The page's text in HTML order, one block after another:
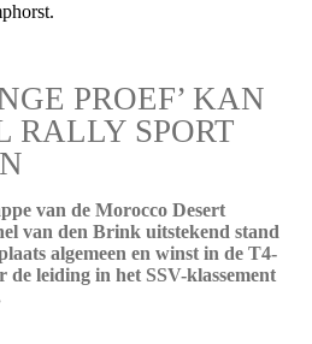
PROEF’ KAN
RALLY SPORT
van de Morocco Desert
van den Brink uitstekend stand
algemeen en winst in de T4-
de leiding in het SSV-klassement